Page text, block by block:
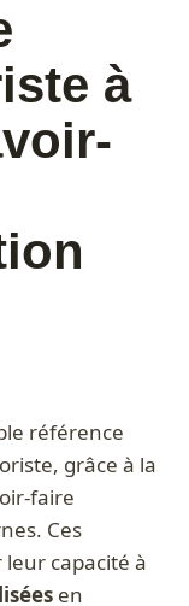
à
référence
grâce à la
faire
Ces
capacité à
en